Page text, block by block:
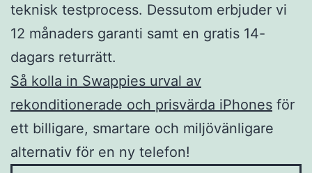
teknisk testprocess. Dessutom erbjuder vi
12 månaders garanti samt en gratis 14-
dagars returrätt.
Så kolla in Swappies urval av
rekonditionerade och prisvärda iPhones för
ett billigare, smartare och miljövänligare
alternativ för en ny telefon!